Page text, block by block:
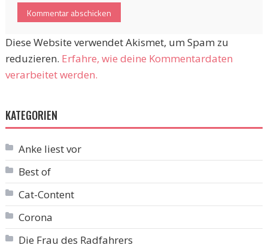
Diese Website verwendet Akismet, um Spam zu
reduzieren. Erfahre, wie deine Kommentardaten
verarbeitet werden.
KATEGORIEN
Anke liest vor
Best of
Cat-Content
Corona
Die Frau des Radfahrers